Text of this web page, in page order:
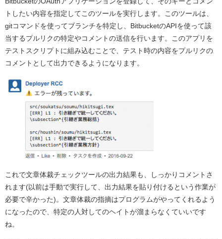
トしたい内容を指定してこのツールを実行します。このツールは、
gitコマンドを使ってブランチを特定し、BitbucketのAPIを使って該
当するプルリクの特定やコメントの送信を行います。このアプリを
テストスクリプトに組み込むことで、テスト時の内容をプルリクの
コメントとして出力できるようになります。
これで文章体裁チェックツールの出力結果も、しっかりコメントさ
れます(以前は手動で実行して、出力結果を貼り付けるという作業が
必要で辛かった)。文章体裁の指摘はプログラムがやってくれるよう
になったので、特定の人対してのヘイトが溜まらなくていいです
ね。